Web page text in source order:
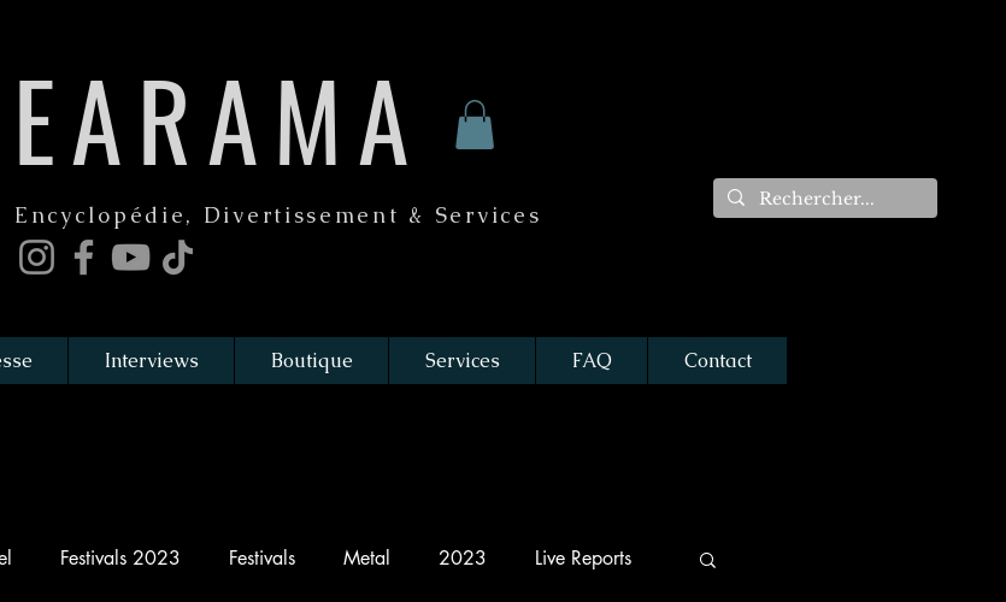
EARAMA
Encyclopédie, Divertissement & Services
Interviews Boutique Services FAQ Contact
Festivals 2023 Festivals Metal 2023 Live Reports